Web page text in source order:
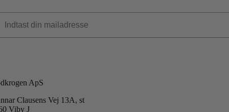
ApS
Clausens Vej 13A, st
Viby J